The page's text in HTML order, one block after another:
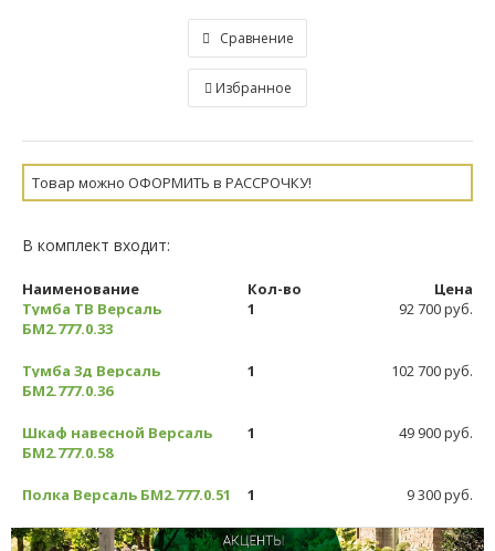
Сравнение
Избранное
Товар можно ОФОРМИТЬ в РАССРОЧКУ!
В комплект входит:
Наименование Кол-во
Цена
Тумба ТВ Версаль
БМ2.777.0.33
1 92 700 руб.
Тумба 3д Версаль
БМ2.777.0.36
1 102 700 руб.
Шкаф навесной Версаль
БМ2.777.0.58
1 49 900 руб.
Полка Версаль БМ2.777.0.51 1 9 300 руб.